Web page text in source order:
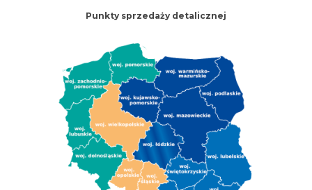
Punkty sprzedaży detalicznej